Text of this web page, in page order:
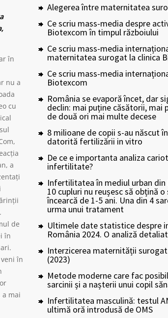
în
nu a
cu
a
de
în
în
mai
Alegerea între maternitatea
Ce scriu mass-media despre
Biotexcom în timpul războiului
Ce scriu mass-media
maternitatea surogat la clinica
Ce scriu mass-media
Biotexcom
România se evaporă încet, dar
declin: mai puține căsătorii, mai
de două ori mai multe decese
8 milioane de copii s-au născut
datorită fertilizării in vitro
De ce e importanta analiza
infertilitate?
Infertilitatea în mediul urban din
10 cupluri nu reușesc să obțină o
încearcă de 1-5 ani. Una din 4
urma unui tratament
Ultimele date statistice despre
România 2024. O analiză
Interzicerea maternității
(2023)
Metode moderne care fac
sarcinii și a nașterii unui copil
Infertilitatea masculină: testul
ultimă oră introdusă de OMS